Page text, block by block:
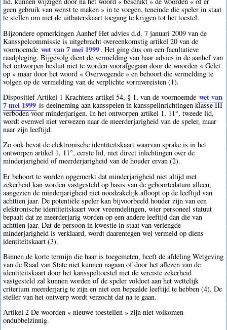
geen gebruik van wenst te maken » in te voegen, teneinde die speler in staat
te stellen om met de uitbaterskaart toegang te krijgen tot het toestel.
Bijzondere opmerkingen Aanhef Het advies d.d. 7 januari 2009 van de
Kansspelcommissie is uitgebracht overeenkomstig artikel 20 van de
voornoemde wet van 7 mei 1999. Het ging dus om een facultatieve
raadpleging. Bijgevolg dient de vermelding van haar advies in de aanhef van
het ontworpen besluit niet te worden voorafgegaan door de woorden « Gelet
op » maar door het woord « Overwegende » en behoort die vermelding te
volgen op de vermelding van de verplichte vormvereisten (1).
Dispositief Artikel 1 Krachtens artikel 54, § 1, van de voornoemde wet van
7 mei 1999 is deelneming aan kansspelen in kansspelinrichtingen klasse III
verboden voor minderjarigen. In het ontworpen artikel 1, 11°, tweede lid,
wordt evenwel niet verwezen naar de meerderjarigheid van de speler, maar
naar zijn leeftijd.
Zo ook bevat de elektronische identiteitskaart waarvan sprake is in het
ontworpen artikel 1, 11°, eerste lid, niet direct inlichtingen over de
minderjarigheid of meerderjarigheid van de houder ervan (2).
Er behoort te worden opgemerkt dat minderjarigheid niet altijd met
zekerheid kan worden vastgesteld op basis van de geboortedatum alleen,
aangezien de minderjarigheid niet noodzakelijk afloopt op de leeftijd van
achttien jaar. De potentiële speler kan bijvoorbeeld houder zijn van een
elektronische identiteitskaart voor vreemdelingen, wier personeel statuut
bepaalt dat ze meerderjarig worden op een andere leeftijd dan die van
achttien jaar. Dat de persoon in kwestie in staat van verlengde
minderjarigheid is verklaard, wordt daarentegen wel vermeld op diens
identiteitskaart (3).
Binnen de korte termijn die haar is toegemeten, heeft de afdeling Wetgeving
van de Raad van State niet kunnen nagaan of door het aflezen van de
identiteitskaart door het kansspeltoestel met de vereiste zekerheid
vastgesteld zal kunnen worden of de speler voldoet aan het wettelijk
criterium meerderjarig te zijn en niet een bepaalde leeftijd te hebben (4). De
steller van het ontwerp wordt verzocht dat na te gaan.
Artikel 2 De woorden « nieuwe toestellen » zijn niet volkomen
ondubbelzinnig.